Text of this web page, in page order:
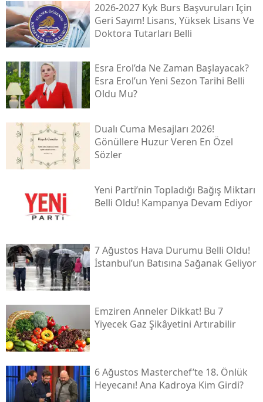
2026-2027 Kyk Burs Başvuruları Için
Geri Sayım! Lisans, Yüksek Lisans Ve
Doktora Tutarları Belli
Esra Erol’da Ne Zaman Başlayacak?
Esra Erol’un Yeni Sezon Tarihi Belli
Oldu Mu?
Dualı Cuma Mesajları 2026!
Gönüllere Huzur Veren En Özel
Sözler
Yeni̇ Parti’nin Topladığı Bağış Miktarı
Belli Oldu! Kampanya Devam Ediyor
7 Ağustos Hava Durumu Belli Oldu!
İstanbul’un Batısına Sağanak Geliyor
Emziren Anneler Dikkat! Bu 7
Yiyecek Gaz Şikâyetini Artırabilir
6 Ağustos Masterchef’te 18. Önlük
Heyecanı! Ana Kadroya Kim Girdi?